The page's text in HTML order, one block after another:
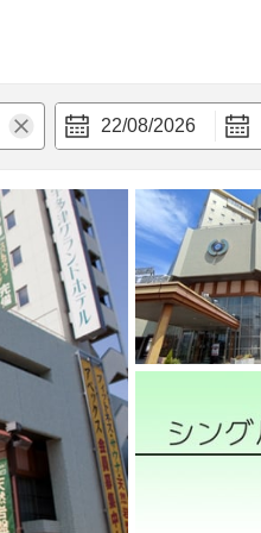
22/08/2026
nghi